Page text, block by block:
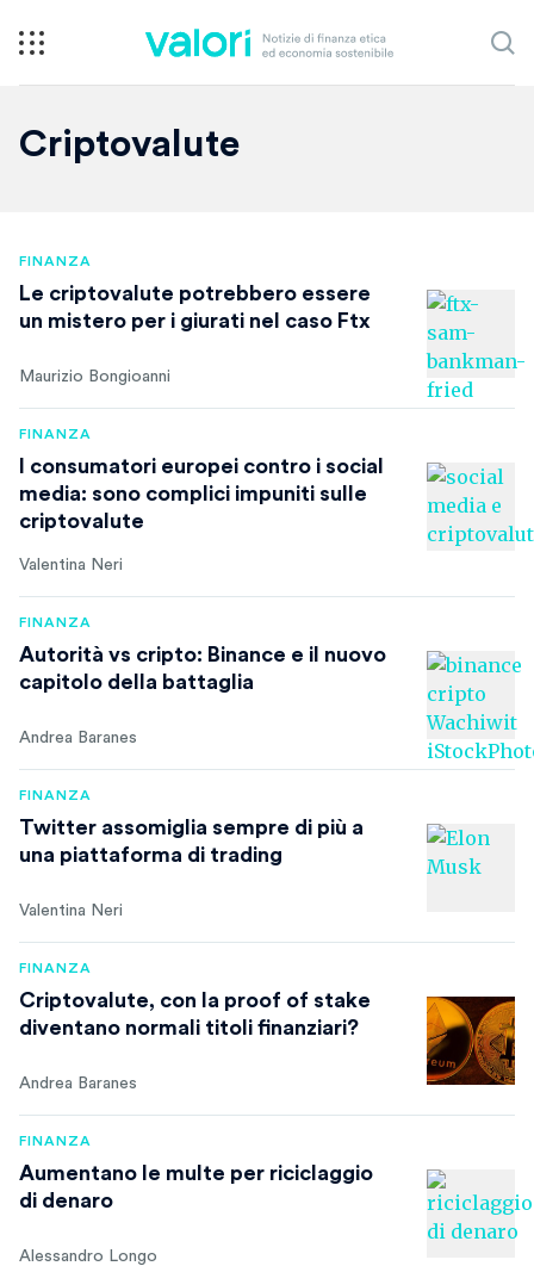
Criptovalute
FINANZA
Le criptovalute potrebbero essere
un mistero per i giurati nel caso Ftx
Maurizio Bongioanni
FINANZA
I consumatori europei contro i social
media: sono complici impuniti sulle
criptovalute
Valentina Neri
FINANZA
Autorità vs cripto: Binance e il nuovo
capitolo della battaglia
Andrea Baranes
FINANZA
Twitter assomiglia sempre di più a
una piattaforma di trading
Valentina Neri
FINANZA
Criptovalute, con la proof of stake
diventano normali titoli finanziari?
Andrea Baranes
FINANZA
Aumentano le multe per riciclaggio
di denaro
Alessandro Longo